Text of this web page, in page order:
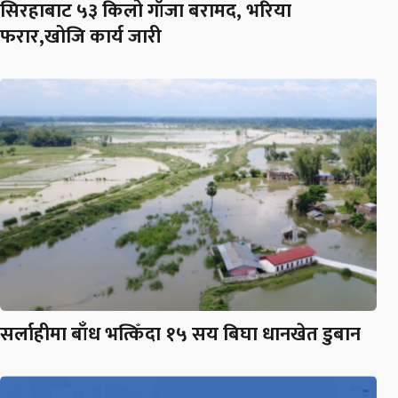
सिरहाबाट ५३ किलो गाँजा बरामद, भरिया
फरार,खोजि कार्य जारी
सर्लाहीमा बाँध भत्किँदा १५ सय बिघा धानखेत डुबान